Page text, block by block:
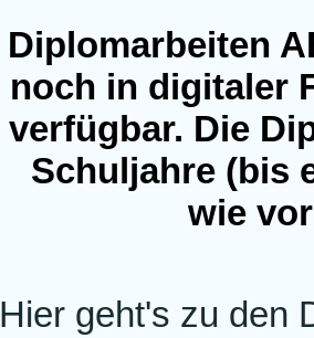
Diplomarbeiten
noch in digitaler
verfügbar. Die
Schuljahre (bis
wie
Hier geht's zu den